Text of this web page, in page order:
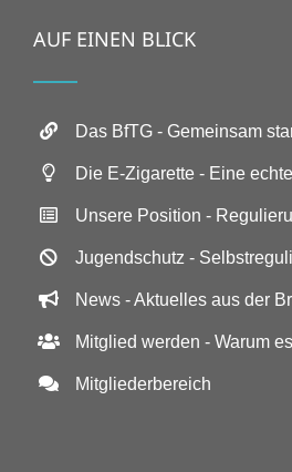
AUF EINEN BLICK
Das BfTG - Gemeinsam
Die E-Zigarette - Eine
Unsere Position -
Jugendschutz -
News - Aktuelles aus der
Mitglied werden - Warum
Mitgliederbereich